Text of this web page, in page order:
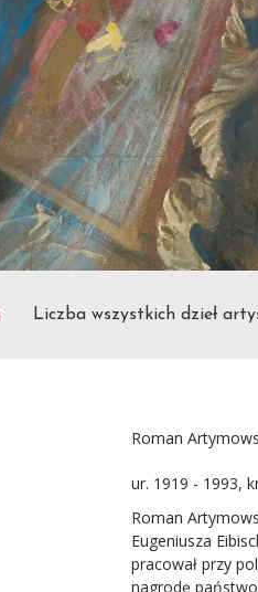
Liczba wszystkich dzieł
Roman
ur. 1919 - 1993,
Roman
Eugeniusza
pracował przy
nagrodę